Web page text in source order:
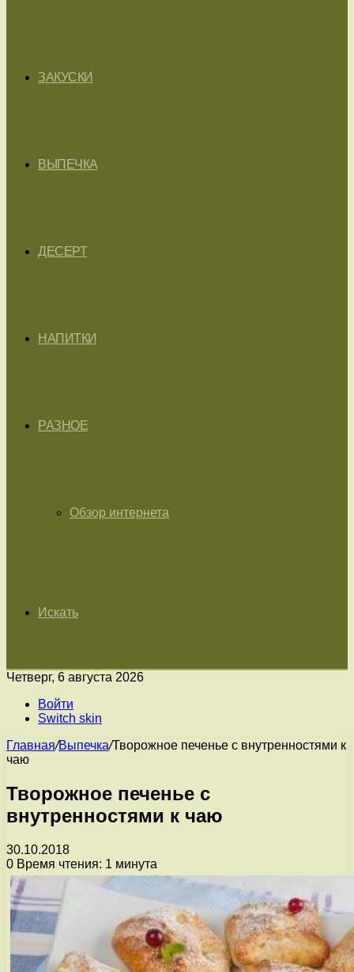
ЗАКУСКИ
ВЫПЕЧКА
ДЕСЕРТ
НАПИТКИ
РАЗНОЕ
Обзор интернета
Искать
Четверг, 6 августа 2026
Войти
Switch skin
Главная/Выпечка/Творожное печенье с внутренностями к
чаю
Творожное печенье с
внутренностями к чаю
30.10.2018
0 Время чтения: 1 минута